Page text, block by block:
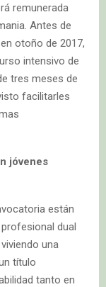
remunerada
Antes de
otoño de 2017,
intensivo de
tres meses de
facilitarles
jóvenes
están
dual
una
título
tanto en